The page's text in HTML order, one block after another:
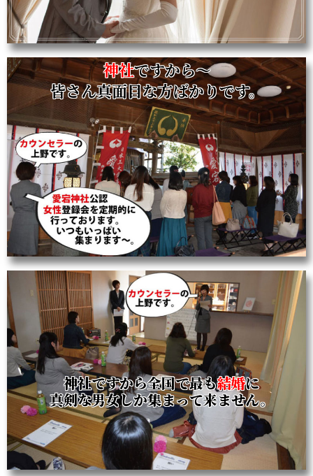
神社ですから～
皆さん真面目な方ばかりです。
神社ですから全国で最も結婚に
真剣な男女しか集まって来ません。